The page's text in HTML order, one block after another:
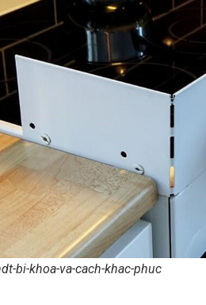
bi-khoa-va-cach-khac-phuc